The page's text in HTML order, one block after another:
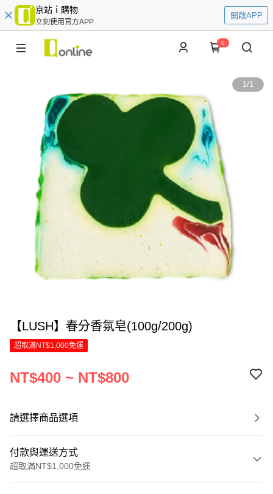
京站ｉ購物
立刻使用官方APP
開啟APP
0
1/1
【LUSH】春分香氛皂(100g/200g)
超取滿NT$1,000免運
NT$400 ~ NT$800
請選擇商品選項
付款與運送方式
超取滿NT$1,000免運